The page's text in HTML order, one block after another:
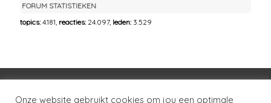
FORUM STATISTIEKEN
topics:4.181, reacties: 24.097, leden: 3.529
Voorwaarden Huisregels Privacybeleid
Onze website gebruikt cookies om jou een optimale